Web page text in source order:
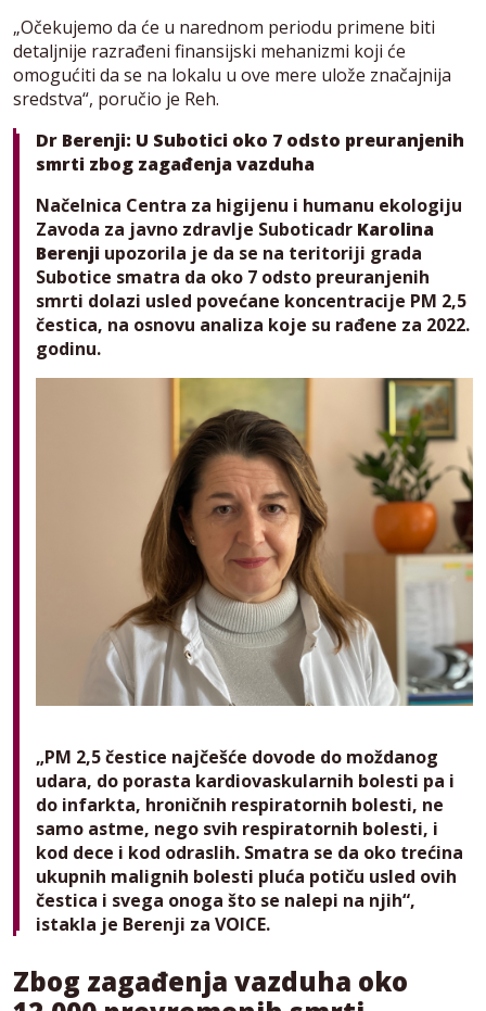
„Očekujemo da će u narednom periodu primene biti
detaljnije razrađeni finansijski mehanizmi koji će
omogućiti da se na lokalu u ove mere ulože značajnija
sredstva“, poručio je Reh.
Dr Berenji: U Subotici oko 7 odsto preuranjenih
smrti zbog zagađenja vazduha
Načelnica Centra za higijenu i humanu ekologiju
Zavoda za javno zdravlje Suboticadr Karolina
Berenji upozorila je da se na teritoriji grada
Subotice smatra da oko 7 odsto preuranjenih
smrti dolazi usled povećane koncentracije PM 2,5
čestica, na osnovu analiza koje su rađene za 2022.
godinu.
„PM 2,5 čestice najčešće dovode do moždanog
udara, do porasta kardiovaskularnih bolesti pa i
do infarkta, hroničnih respiratornih bolesti, ne
samo astme, nego svih respiratornih bolesti, i
kod dece i kod odraslih. Smatra se da oko trećina
ukupnih malignih bolesti pluća potiču usled ovih
čestica i svega onoga što se nalepi na njih“,
istakla je Berenji za VOICE.
Zbog zagađenja vazduha oko